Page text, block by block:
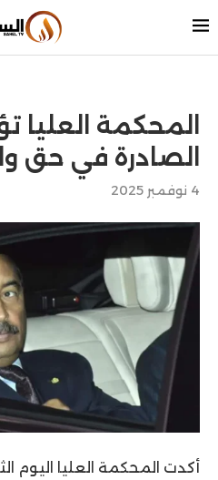
المحكمة العليا
الصادرة في حق
4 نوفمبر 2025
أكدت المحكمة العليا اليوم